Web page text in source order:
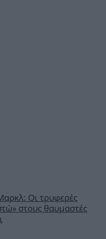
Οι τρυφερές
στους θαυμαστές